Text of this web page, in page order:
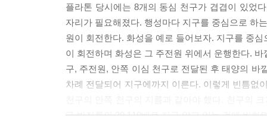
플라톤 당시에는 8개의 동심 천구가 겹겹이 있었
자리가 필요해졌다. 행성마다 지구를 중심으로 하
원이 회전한다. 화성을 예로 들어보자. 지구를 중
이 회전하며 화성은 그 주전원 위에서 운행한다.
구, 주전원, 안쪽 이심 천구로 전달된 후 태양의 바
차례 전달되어 지구에까지 이른다. 이렇게 빈틈없
구 반지름의 20,110배로 지금 알고 있는 것에 비